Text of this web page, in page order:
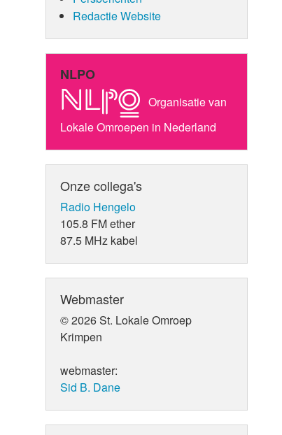
Redactie Website
NLPO
Organisatie van
Lokale Omroepen in Nederland
Onze collega's
Radio Hengelo
105.8 FM ether
87.5 MHz kabel
Webmaster
© 2026 St. Lokale Omroep
Krimpen
webmaster:
Sid B. Dane